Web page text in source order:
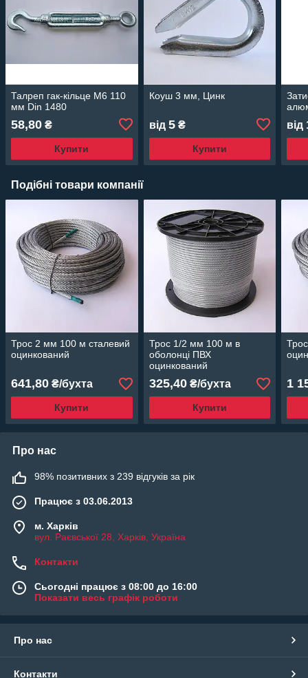
Талреп гак-кільце М6 110
мм Din 1480
58,80 ₴
Купити
Коуш 3 мм, Цинк
від 5₴
Купити
від
Подібні товари компанії
Трос 2 мм 100 м сталевий
оцинкований
641,80 ₴/бухта
Купити
Трос 1/2 мм 100 м в
оболонці ПВХ
оцинкований
325,40₴/бухта
Купити
1
Про нас
98% позитивних з 239 відгуків за рік
Працює з 03.06.2013
м. Харків
вул. Раєвської 28, Харків, Україна
Контакти
Сьогодні працює з 08:00 до 16:00
Показати весь графік роботи
Про нас
Контакти